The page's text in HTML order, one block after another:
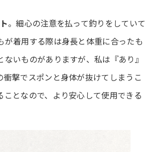
。細心の注意を払って釣りをしていて
着用する際は身長と体重に合ったも
いものがありますが、私は『あり』
撃でスポンと身体が抜けてしまうこ
となので、より安心して使用できる